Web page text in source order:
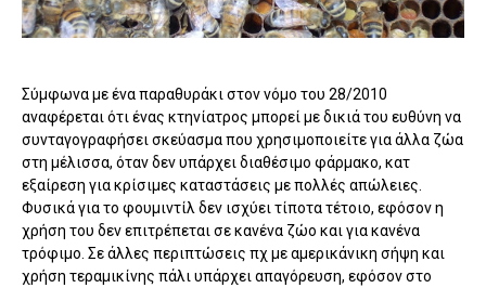
Σύμφωνα με ένα παραθυράκι στον νόμο του 28/2010
αναφέρεται ότι ένας κτηνίατρος μπορεί με δικιά του ευθύνη να
συνταγογραφήσει σκεύασμα που χρησιμοποιείτε για άλλα ζώα
στη μέλισσα, όταν δεν υπάρχει διαθέσιμο φάρμακο, κατ
εξαίρεση για κρίσιμες καταστάσεις με πολλές απώλειες.
Φυσικά για το φουμιντίλ δεν ισχύει τίποτα τέτοιο, εφόσον η
χρήση του δεν επιτρέπεται σε κανένα ζώο και για κανένα
τρόφιμο. Σε άλλες περιπτώσεις πχ με αμερικάνικη σήψη και
χρήση τεραμικίνης πάλι υπάρχει απαγόρευση, εφόσον στο